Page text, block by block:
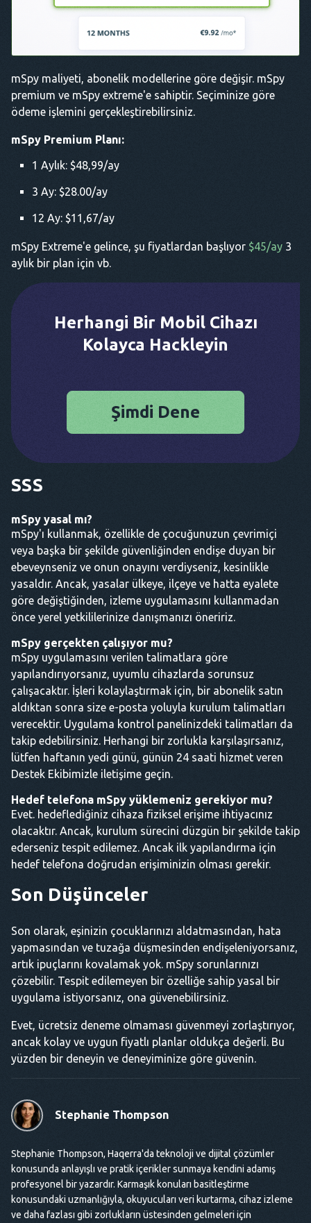
mSpy maliyeti, abonelik modellerine göre değişir. mSpy
premium ve mSpy extreme'e sahiptir. Seçiminize göre
ödeme işlemini gerçekleştirebilirsiniz.
mSpy Premium Planı:
1 Aylık: $48,99/ay
3 Ay: $28.00/ay
12 Ay: $11,67/ay
mSpy Extreme'e gelince, şu fiyatlardan başlıyor $45/ay 3
aylık bir plan için vb.
Herhangi Bir Mobil Cihazı
Kolayca Hackleyin
Şimdi Dene
SSS
mSpy yasal mı?
mSpy'ı kullanmak, özellikle de çocuğunuzun çevrimiçi
veya başka bir şekilde güvenliğinden endişe duyan bir
ebeveynseniz ve onun onayını verdiyseniz, kesinlikle
yasaldır. Ancak, yasalar ülkeye, ilçeye ve hatta eyalete
göre değiştiğinden, izleme uygulamasını kullanmadan
önce yerel yetkililerinize danışmanızı öneririz.
mSpy gerçekten çalışıyor mu?
mSpy uygulamasını verilen talimatlara göre
yapılandırıyorsanız, uyumlu cihazlarda sorunsuz
çalışacaktır. İşleri kolaylaştırmak için, bir abonelik satın
aldıktan sonra size e-posta yoluyla kurulum talimatları
verecektir. Uygulama kontrol panelinizdeki talimatları da
takip edebilirsiniz. Herhangi bir zorlukla karşılaşırsanız,
lütfen haftanın yedi günü, günün 24 saati hizmet veren
Destek Ekibimizle iletişime geçin.
Hedef telefona mSpy yüklemeniz gerekiyor mu?
Evet. hedeflediğiniz cihaza fiziksel erişime ihtiyacınız
olacaktır. Ancak, kurulum sürecini düzgün bir şekilde takip
ederseniz tespit edilemez. Ancak ilk yapılandırma için
hedef telefona doğrudan erişiminizin olması gerekir.
Son Düşünceler
Son olarak, eşinizin çocuklarınızı aldatmasından, hata
yapmasından ve tuzağa düşmesinden endişeleniyorsanız,
artık ipuçlarını kovalamak yok. mSpy sorunlarınızı
çözebilir. Tespit edilemeyen bir özelliğe sahip yasal bir
uygulama istiyorsanız, ona güvenebilirsiniz.
Evet, ücretsiz deneme olmaması güvenmeyi zorlaştırıyor,
ancak kolay ve uygun fiyatlı planlar oldukça değerli. Bu
yüzden bir deneyin ve deneyiminize göre güvenin.
Stephanie Thompson
Stephanie Thompson, Haqerra'da teknoloji ve dijital çözümler
konusunda anlayışlı ve pratik içerikler sunmaya kendini adamış
profesyonel bir yazardır. Karmaşık konuları basitleştirme
konusundaki uzmanlığıyla, okuyucuları veri kurtarma, cihaz izleme
ve daha fazlası gibi zorlukların üstesinden gelmeleri için